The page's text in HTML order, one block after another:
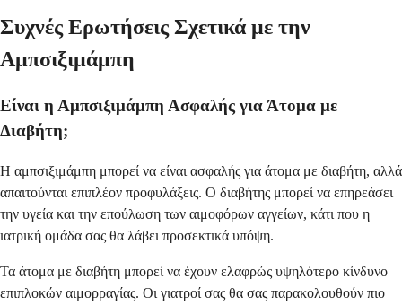
Συχνές Ερωτήσεις Σχετικά με την
Αμπσιξιμάμπη
Είναι η Αμπσιξιμάμπη Ασφαλής για Άτομα με
Διαβήτη;
Η αμπσιξιμάμπη μπορεί να είναι ασφαλής για άτομα με διαβήτη, αλλά
απαιτούνται επιπλέον προφυλάξεις. Ο διαβήτης μπορεί να επηρεάσει
την υγεία και την επούλωση των αιμοφόρων αγγείων, κάτι που η
ιατρική ομάδα σας θα λάβει προσεκτικά υπόψη.
Τα άτομα με διαβήτη μπορεί να έχουν ελαφρώς υψηλότερο κίνδυνο
επιπλοκών αιμορραγίας. Οι γιατροί σας θα σας παρακολουθούν πιο